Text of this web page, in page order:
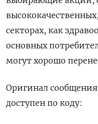
секторах, как
основных
могут хорошо
Оригинал
доступен по коду: